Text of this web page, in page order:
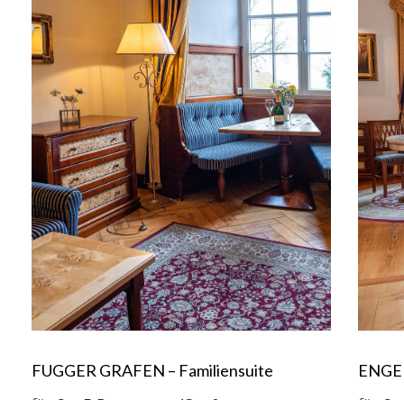
FUGGER GRAFEN – Familiensuite